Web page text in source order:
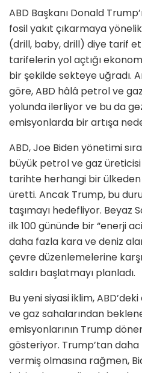
ABD Başkanı Donald
fosil yakıt çıkarmaya
(drill, baby, drill) diye tarif
tarifelerin yol açtığı
bir şekilde sekteye uğradı.
göre, ABD hâlâ petrol ve gaz
yolunda ilerliyor ve bu da
emisyonlarda bir artışa
ABD, Joe Biden yönetimi
büyük petrol ve gaz
tarihte herhangi bir
üretti. Ancak Trump, bu
taşımayı hedefliyor. Beyaz
ilk 100 gününde bir “enerji
daha fazla kara ve deniz
çevre düzenlemelerine
saldırı başlatmayı planladı.
Bu yeni siyasi iklim,
ve gaz sahalarından
emisyonlarının Trump
gösteriyor. Trump’tan daha
vermiş olmasına rağmen,